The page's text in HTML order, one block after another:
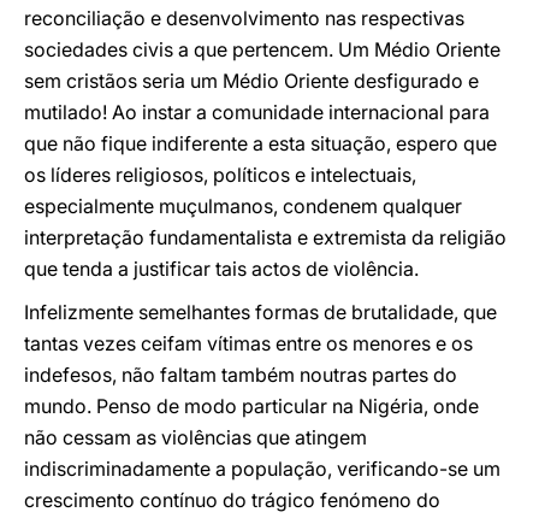
reconciliação e desenvolvimento nas respectivas
sociedades civis a que pertencem. Um Médio Oriente
sem cristãos seria um Médio Oriente desfigurado e
mutilado! Ao instar a comunidade internacional para
que não fique indiferente a esta situação, espero que
os líderes religiosos, políticos e intelectuais,
especialmente muçulmanos, condenem qualquer
interpretação fundamentalista e extremista da religião
que tenda a justificar tais actos de violência.
Infelizmente semelhantes formas de brutalidade, que
tantas vezes ceifam vítimas entre os menores e os
indefesos, não faltam também noutras partes do
mundo. Penso de modo particular na Nigéria, onde
não cessam as violências que atingem
indiscriminadamente a população, verificando-se um
crescimento contínuo do trágico fenómeno do